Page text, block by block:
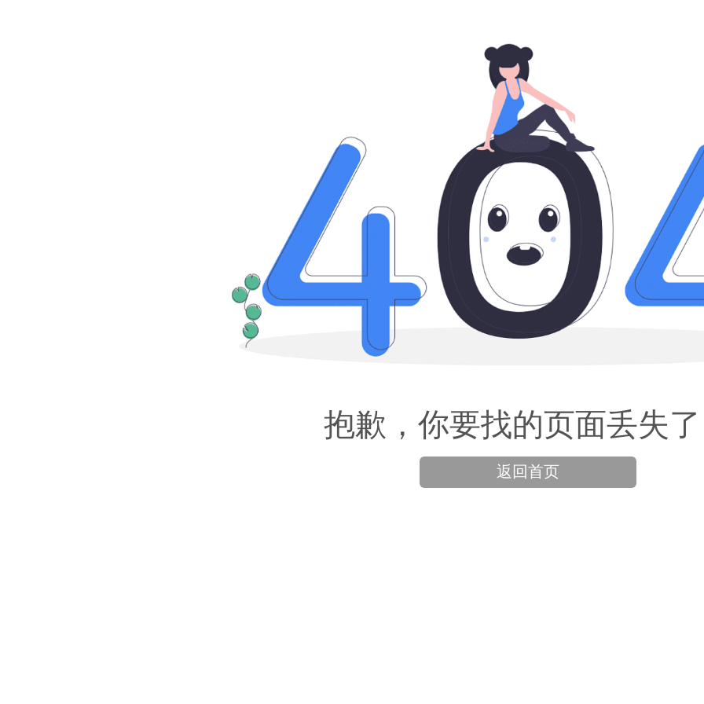
抱歉，你要找的页面丢失
返回首页